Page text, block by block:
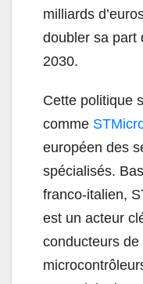
milliards
doubler sa part
2030.
Cette politique
comme
européen des
spécialisés.
franco-italien,
est un acteur
conducteurs